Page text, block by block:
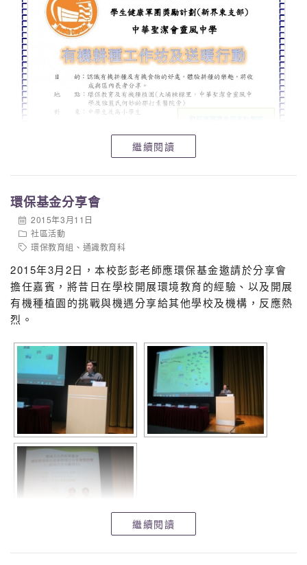
有機耕種工作坊宣傳
有機耕種工作坊參加表格
繼續閱讀
環保基金分享會
2015年3月11日
社區活動
環保教育組 、 通識教育科
2015年3月2日，本校彭彭老師應環保基金邀請於分享會
擔任嘉賓，將昔日在學校開展環境教育的經驗、以及開展
有機種植園的挑戰與機遇分享給其他學校及機構，反應熱
烈。
繼續閱讀